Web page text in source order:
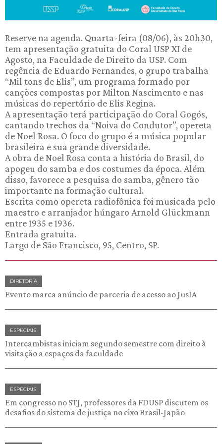
Reserve na agenda. Quarta-feira (08/06), às 20h30,
tem apresentação gratuita do Coral USP XI de
Agosto, na Faculdade de Direito da USP. Com
regência de Eduardo Fernandes, o grupo trabalha
“Mil tons de Elis”, um programa formado por
canções compostas por Milton Nascimento e nas
músicas do repertório de Elis Regina.
A apresentação terá participação do Coral Gogós,
cantando trechos da “Noiva do Condutor”, opereta
de Noel Rosa. O foco do grupo é a música popular
brasileira e sua grande diversidade.
A obra de Noel Rosa conta a história do Brasil, do
apogeu do samba e dos costumes da época. Além
disso, favorece a pesquisa do samba, gênero tão
importante na formação cultural.
Escrita como opereta radiofônica foi musicada pelo
maestro e arranjador húngaro Arnold Glückmann
entre 1935 e 1936.
Entrada gratuita.
Largo de São Francisco, 95, Centro, SP.
DIRETORIA
Evento marca anúncio de parceria de acesso ao JusIA
ESPECIAIS
Intercambistas iniciam segundo semestre com direito à
visitação a espaços da faculdade
ESPECIAIS
Em congresso no STJ, professores da FDUSP discutem os
desafios do sistema de justiça no eixo Brasil-Japão